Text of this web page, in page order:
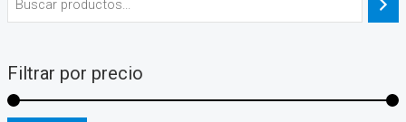
Filtrar por precio